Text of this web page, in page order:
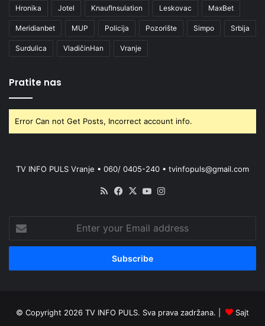
Hronika Jotel KnaufInsulation Leskovac MaxBet
Meridianbet MUP Policija Pozorište Simpo Srbija
Surdulica VladičinHan Vranje
Pratite nas
Error Can not Get Posts, Incorrect account info.
TV INFO PULS Vranje • 060/ 0405-240 • tvinfopuls@gmail.com
RSS Facebook
X YouTube
your
Email
© Copyright 2026 TV INFO PULS. Sva prava zadržana. | Sajt